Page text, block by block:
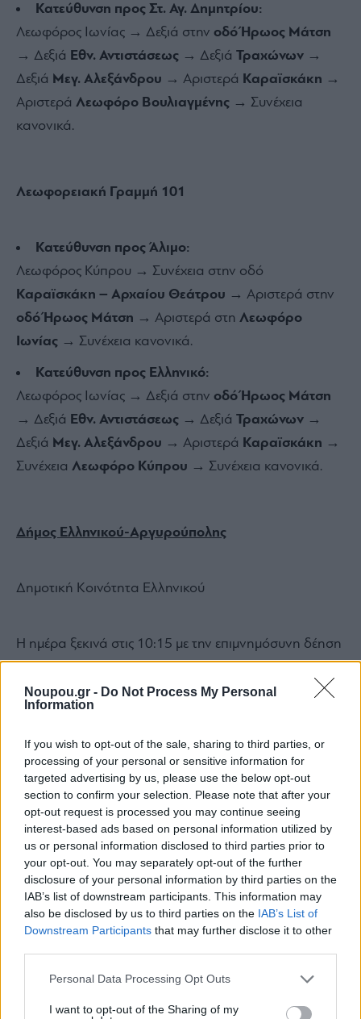
Noupou.gr - Do Not Process My Personal
Information
If you wish to opt-out of the sale, sharing to third parties, or
processing of your personal or sensitive information for
targeted advertising by us, please use the below opt-out
section to confirm your selection. Please note that after your
opt-out request is processed you may continue seeing
interest-based ads based on personal information utilized by
us or personal information disclosed to third parties prior to
your opt-out. You may separately opt-out of the further
disclosure of your personal information by third parties on the
IAB’s list of downstream participants. This information may
also be disclosed by us to third parties on the IAB’s List of
Downstream Participants that may further disclose it to other
Please note that this website/app uses one or more Google
not limited to your visit or usage behaviour. You may click to
Personal Data Processing Opt Outs
I want to opt-out of the Sharing of my
Κατεύθυνση προς Στ. Αγ. Δημητρίου:
Λεωφόρος Ιωνίας → Δεξιά στην οδό Ήρωος Μάτση
→ Δεξιά Εθν. Αντιστάσεως → Δεξιά Τραχώνων →
Δεξιά Μεγ. Αλεξάνδρου → Αριστερά Καραϊσκάκη →
Αριστερά Λεωφόρο Βουλιαγμένης → Συνέχεια
κανονικά.
Λεωφορειακή Γραμμή 101
Κατεύθυνση προς Άλιμο:
Λεωφόρος Κύπρου → Συνέχεια στην οδό
Καραϊσκάκη – Αρχαίου Θεάτρου → Αριστερά στην
οδό Ήρωος Μάτση → Αριστερά στη Λεωφόρο
Ιωνίας → Συνέχεια κανονικά.
Κατεύθυνση προς Ελληνικό:
Λεωφόρος Ιωνίας → Δεξιά στην οδό Ήρωος Μάτση
→ Δεξιά Εθν. Αντιστάσεως → Δεξιά Τραχώνων →
Δεξιά Μεγ. Αλεξάνδρου → Αριστερά Καραϊσκάκη →
Συνέχεια Λεωφόρο Κύπρου → Συνέχεια κανονικά.
Δήμος Ελληνικού-Αργυρούπολης
Δημοτική Κοινότητα Ελληνικού
Η ημέρα ξεκινά στις 10:15 με την επιμνημόσυνη δέηση
και την κατάθεση στεφάνων στο Μνημείο Εθνικής
Αντίστασης, όπου εκπρόσωποι της τοπικής
αυτοδιοίκησης, μαθητές και σύλλογοι θα αποτίσουν
φόρο τιμής στους ήρωες του 1821. Ακολουθεί στις
11:00 η μαθητική παρέλαση επί της Λεωφόρου
Ιασωνίδου, η οποία θα ξεκινήσει από την οδό
Αμαζόνων και θα ολοκληρωθεί στην οδό Ριζούντος.
Στην παρέλαση συμμετέχουν μαθητές, αθλητικοί και
πολιτιστικοί σύλλογοι, καθώς και άλλοι φορείς της
τοπικής κοινωνίας. Την εκφώνηση του πανηγυρικού
λόγου στο Ελληνικό θα πραγματοποιήσει η Δημοτική
Σύμβουλος και Εντεταλμένη του Δημοτικού Ωδείου, κ.